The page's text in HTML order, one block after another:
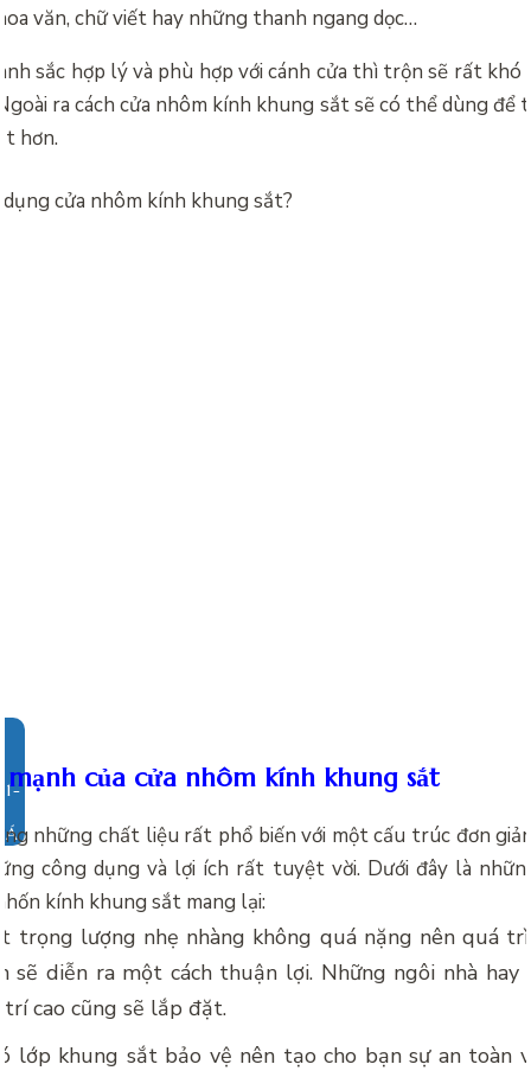
văn, chữ viết hay những thanh ngang dọc…
sắc hợp lý và phù hợp với cánh cửa thì trộn sẽ rất khó
ra cáchcửa nhôm kính khung sắt sẽ có thể dùng để
hơn.
của cửa nhôm kính khung sắt
những chất liệu rất phổ biến với một cấu trúc đơn
công dụng và lợi ích rất tuyệt vời. Dưới đây là
kính khung sắt mang lại:
trọng lượng nhẹ nhàng không quá nặng nên quá
sẽ diễn ra một cách thuận lợi. Những ngôi nhà hay
cao cũng sẽ lắp đặt.
lớp khung sắt bảo vệ nên tạo cho bạn sự an toàn